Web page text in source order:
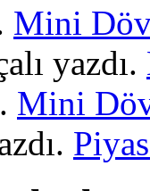
Mini
yazdı.
Mini